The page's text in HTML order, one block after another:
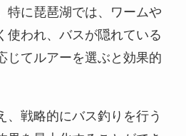
特に琵琶湖では、ワームや
使われ、バスが隠れている
じてルアーを選ぶと効果的
、戦略的にバス釣りを行う